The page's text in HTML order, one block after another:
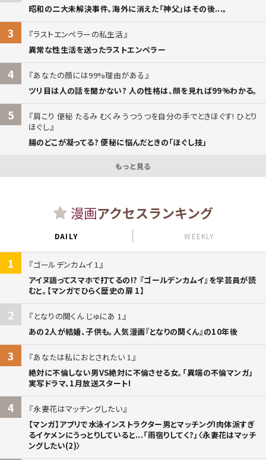
昭和の二大未解決事件。海外に消えた「神父」はその後...。
3
ラストエンペラーの私生活
異常な性生活を送ったラストエンペラー
4
あなたの顔には99%理由がある
ツリ目は人の話を聞かない? 人の性格は、顔を見れば99%わかる。
5
肩こり 便秘 たるみ むくみ うつうつを自分の手でときほぐす! ひとり
ほぐし
腸のどこが凝ってる? 便秘に悩んだときの「ほぐし技」
もっと見る
漫画アクセスランキング
DAILY WEEKLY
1
ゴールデンカムイ 1
アイヌ語ってスマホで打てるの!? 『ゴールデンカムイ』を学芸員が読
むと。【マンガでひらく歴史の扉 1】
2
となりの関くん じゅにあ 1
あの2人が結婚、子供も。人気漫画『となりの関くん』の10年後
3
あなたは私におとされたい 1
絶対に不倫しない男VS絶対に不倫させる女。「異端の不倫マンガ」
実写ドラマ、1月放送スタート!
4
永妻花はマッチングしたい
【マンガ】アプリで水泳インストラクター男とマッチング!肉体派すぎ
るイケメンにうっとりしていると...「雨宿りしてく?」〈永妻花はマッチ
ングしたい(2)〉